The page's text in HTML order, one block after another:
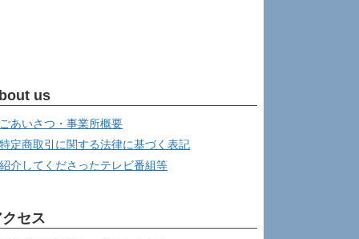
us
ごあいさつ・事業所概要
特定商取引に関する法律に基づく表記
紹介してくださったテレビ番組等
セス